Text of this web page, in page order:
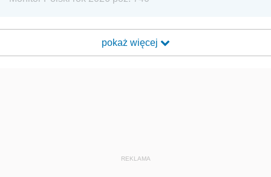
pokaż więcej
REKLAMA